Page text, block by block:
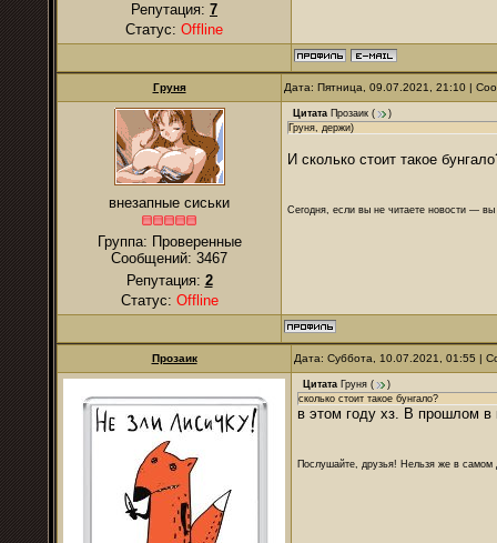
Репутация: 7
Статус: Offline
Груня Дата: Пятница, 09.07.2021, 21:10 |
внезапные сиськи
Группа: Проверенные
Сообщений: 3467
Репутация: 2
Статус: Offline
Цитата Прозаик (
)
Груня, держи)
И сколько стоит такое
Сегодня, если вы не читаете новости —
Прозаик Дата: Суббота, 10.07.2021, 01:55 |
Цитата Груня (
)
сколько стоит такое бунгало?
в этом году хз. В прошлом в
Послушайте, друзья! Нельзя же в самом